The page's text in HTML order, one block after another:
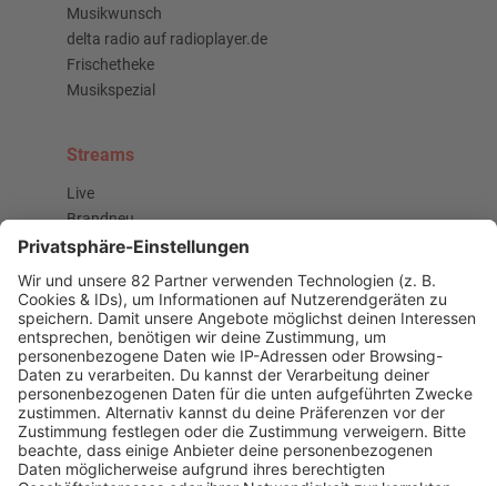
Musikwunsch
delta radio auf radioplayer.de
Frischetheke
Musikspezial
Streams
Live
Brandneu
Buzz Beat Boutique
Country
Chartbuster der Woche
Der beste Rockpop reloaded
Deutsch
Deutschrap Klassiker
EDM Dancefloor
Good Vibes
I Love Hamburg
Mallorca Party